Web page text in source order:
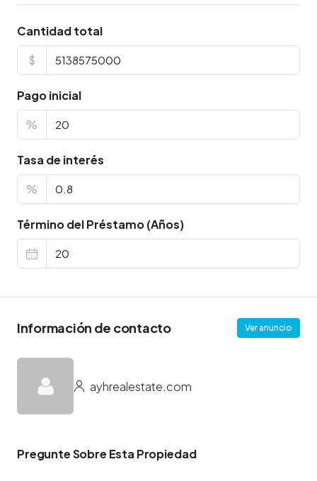
Cantidad total
$
Pago inicial
%
Tasa de interés
%
Término del Préstamo (Años)
Información de contacto Ver anuncio
ayhrealestate.com
Pregunte Sobre Esta Propiedad